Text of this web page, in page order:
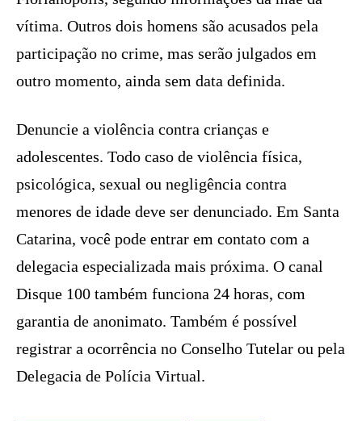
vítima. Outros dois homens são acusados pela
participação no crime, mas serão julgados em
outro momento, ainda sem data definida.
Denuncie a violência contra crianças e
adolescentes. Todo caso de violência física,
psicológica, sexual ou negligência contra
menores de idade deve ser denunciado. Em Santa
Catarina, você pode entrar em contato com a
delegacia especializada mais próxima. O canal
Disque 100 também funciona 24 horas, com
garantia de anonimato. Também é possível
registrar a ocorrência no Conselho Tutelar ou pela
Delegacia de Polícia Virtual.